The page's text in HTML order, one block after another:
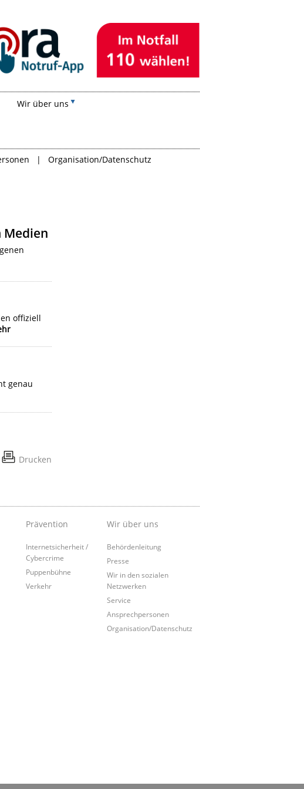
Wir über uns
Organisation/Datenschutz
Medien
offiziell
genau
Drucken
Prävention
Internetsicherheit /
Cybercrime
Puppenbühne
Verkehr
Wir über uns
Behördenleitung
Presse
Wir in den sozialen
Netzwerken
Service
Ansprechpersonen
Organisation/Datenschutz